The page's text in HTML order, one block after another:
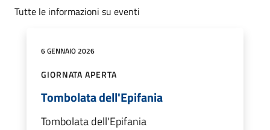
Tutte le informazioni su eventi
6 GENNAIO 2026
GIORNATA APERTA
Tombolata dell'Epifania
Tombolata dell'Epifania